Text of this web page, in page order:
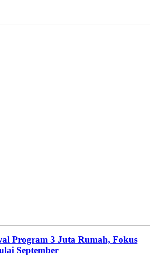
Program 3 Juta Rumah, Fokus
September